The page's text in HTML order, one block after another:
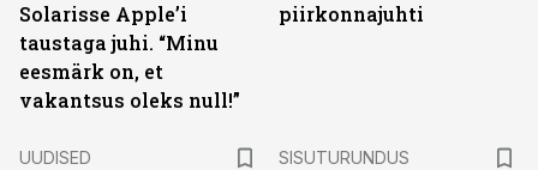
Solarisse Apple’i
taustaga juhi. “Minu
eesmärk on, et
vakantsus oleks null!”
piirkonnajuhti
UUDISED SISUTURUNDUS